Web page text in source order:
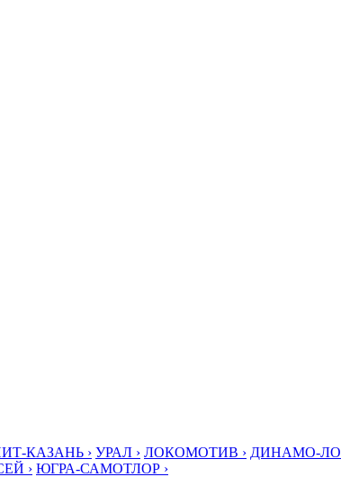
КАЗАНЬ › УРАЛ › ЛОКОМОТИВ › ДИНАМО-ЛО
› ЮГРА-САМОТЛОР ›